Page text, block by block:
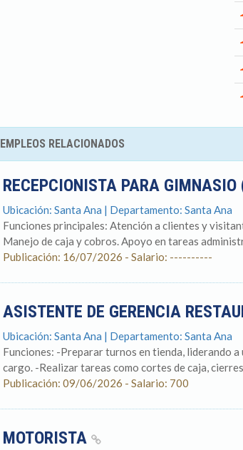
EMPLEOS RELACIONADOS
RECEPCIONISTA PARA
Ubicación: Santa Ana | Departamento: Santa Ana
Funciones principales: Atención a clientes y
Manejo de caja y cobros. Apoyo en tareas
Publicación: 16/07/2026 - Salario: ----------
ASISTENTE DE GERENCIA
Ubicación: Santa Ana | Departamento: Santa Ana
Funciones: -Preparar turnos en tienda, liderando a
cargo. -Realizar tareas como cortes de caja,
Publicación: 09/06/2026 - Salario: 700
MOTORISTA